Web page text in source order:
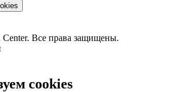
Все права защищены.
cookies